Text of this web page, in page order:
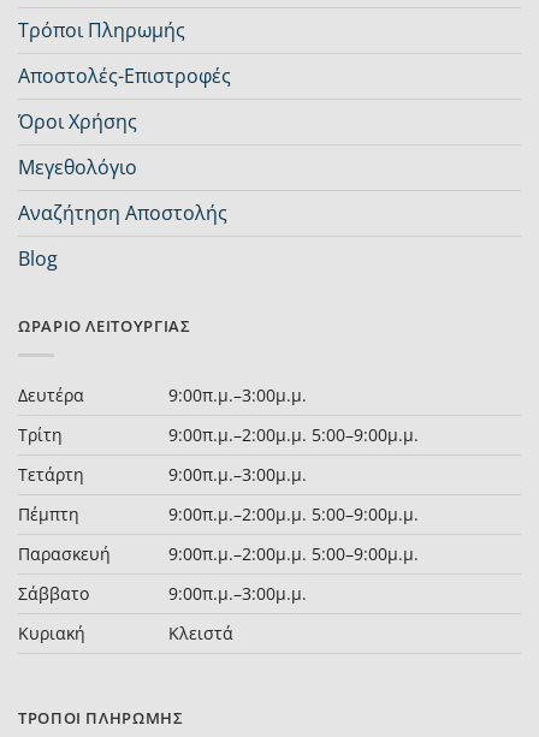
Τρόποι Πληρωμής
Αποστολές-Επιστροφές
Όροι Χρήσης
Μεγεθολόγιο
Αναζήτηση Αποστολής
Blog
ΩΡΆΡΙΟ ΛΕΙΤΟΥΡΓΊΑΣ
Δευτέρα
9:00π.μ.–3:00μ.μ.
Τρίτη
9:00π.μ.–2:00μ.μ. 5:00–9:00μ.μ.
Τετάρτη
9:00π.μ.–3:00μ.μ.
Πέμπτη
9:00π.μ.–2:00μ.μ. 5:00–9:00μ.μ.
Παρασκευή
9:00π.μ.–2:00μ.μ. 5:00–9:00μ.μ.
Σάββατο
9:00π.μ.–3:00μ.μ.
Κυριακή
Κλειστά
ΤΡΌΠΟΙ ΠΛΗΡΩΜΉΣ